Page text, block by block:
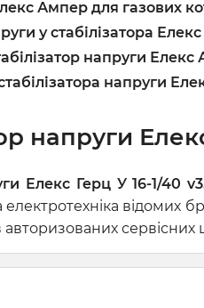
Ампер для газових
у стабілізатора
напруги Елекс
напруги
напруги
Елекс Герц У 16-1/40
відомих
сервісних